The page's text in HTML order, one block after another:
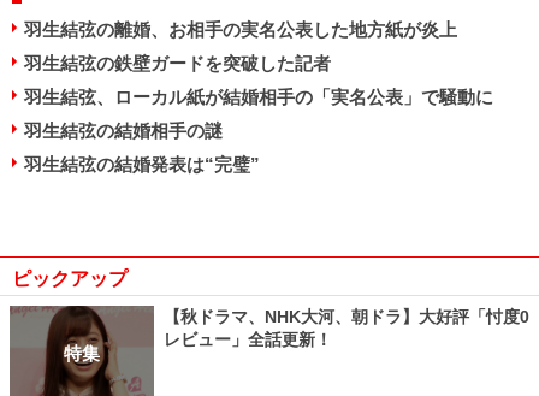
羽生結弦の離婚、お相手の実名公表した地方紙が炎上
羽生結弦の鉄壁ガードを突破した記者
羽生結弦、ローカル紙が結婚相手の「実名公表」で騒動に
羽生結弦の結婚相手の謎
羽生結弦の結婚発表は“完璧”
ピックアップ
特集
【秋ドラマ、NHK大河、朝ドラ】大好評「忖度0
レビュー」全話更新！